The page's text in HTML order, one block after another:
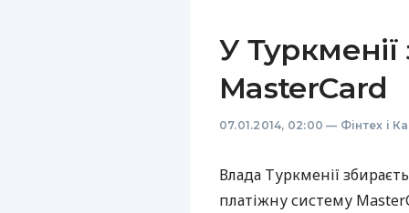
У
MasterСard
07.01.2014, 02:00 — Фінтех і
Влада Туркменії
платіжну систему